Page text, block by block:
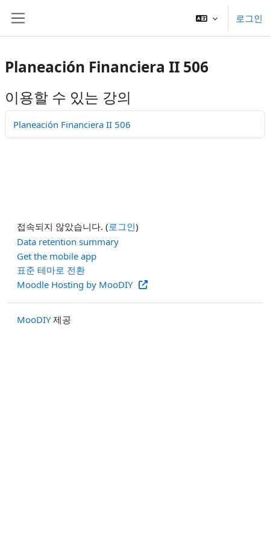
로그인
Planeación Financiera II 506
이용할 수 있는 강의
Planeación Financiera II 506
접속되지 않았습니다. (로그인)
Data retention summary
Get the mobile app
표준 테마로 전환
Moodle Hosting by MooDIY
MooDIY제공